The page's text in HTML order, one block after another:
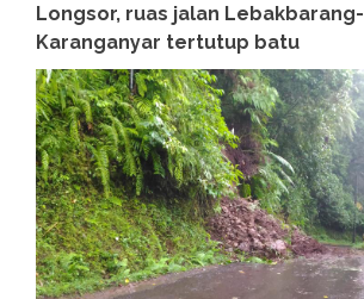
Longsor, ruas jalan Lebakbarang-
Karanganyar tertutup batu